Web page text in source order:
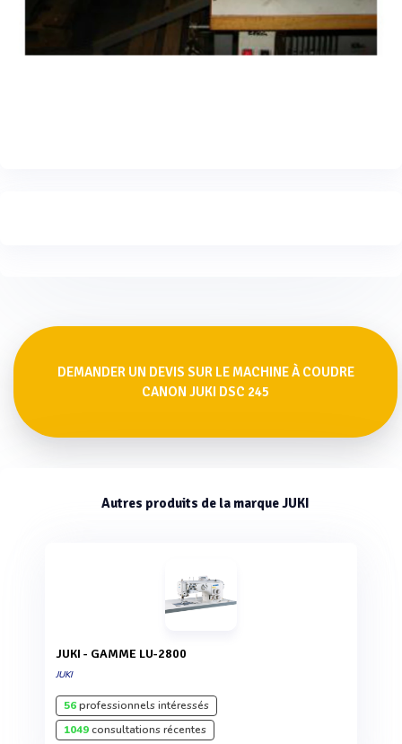
DEMANDER UN DEVIS SUR LE MACHINE À COUDRE
CANON JUKI DSC 245
Autres produits de la marque JUKI
JUKI - GAMME LU-2800
JUKI
56professionnels intéressés
1049consultations récentes